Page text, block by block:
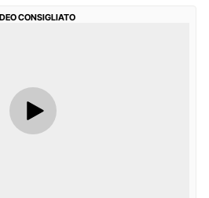
CONSIGLIATO